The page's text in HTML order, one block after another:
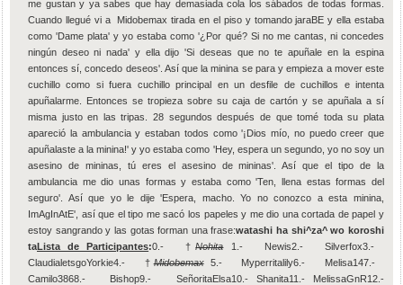
me gustan y ya sabes que hay demasiada cola los sábados de todas formas.
Cuando llegué vi a Midobemax tirada en el piso y tomando jaraBE y ella estaba
como 'Dame plata' y yo estaba como '¿Por qué? Si no me cantas, ni concedes
ningún deseo ni nada' y ella dijo 'Si deseas que no te apuñale en la espina
entonces sí, concedo deseos'. Así que la minina se para y empieza a mover este
cuchillo como si fuera cuchillo principal en un desfile de cuchillos e intenta
apuñalarme. Entonces se tropieza sobre su caja de cartón y se apuñala a sí
misma justo en las tripas. 28 segundos después de que tomé toda su plata
apareció la ambulancia y estaban todos como '¡Dios mío, no puedo creer que
apuñalaste a la minina!' y yo estaba como 'Hey, espera un segundo, yo no soy un
asesino de mininas, tú eres el asesino de mininas'. Así que el tipo de la
ambulancia me dio unas formas y estaba como 'Ten, llena estas formas del
seguro'. Así que yo le dije 'Espera, macho. Yo no conozco a esta minina,
ImAgInAtE', así que el tipo me sacó los papeles y me dio una cortada de papel y
estoy sangrando y las gotas forman una frase:watashi ha shi^za^ wo koroshi
taLista de Participantes:0.- †Nohita
1.- Newis2.- Silverfox3.-
ClaudialetsgoYorkie4.- †Midobemax
5.- Myperritalily6.- Melisa147.-
Camilo3868.- Bishop9.- SeñoritaElsa10.- Shanita11.- MelissaGnR12.-